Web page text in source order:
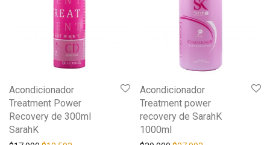
Acondicionador
Treatment Power
Recovery de 300ml
SarahK
Acondicionador
Treatment power
recovery de SarahK
1000ml